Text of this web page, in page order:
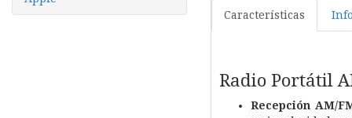
Características
Radio Portátil
Recepción AM/